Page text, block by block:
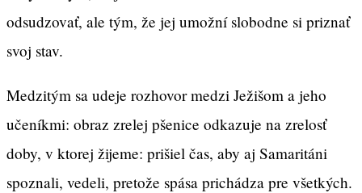
odsudzovať, ale tým, že jej umožní slobodne si priznať
svoj stav.
Medzitým sa udeje rozhovor medzi Ježišom a jeho
učeníkmi: obraz zrelej pšenice odkazuje na zrelosť
doby, v ktorej žijeme: prišiel čas, aby aj Samaritáni
spoznali, vedeli, pretože spása prichádza pre všetkých.